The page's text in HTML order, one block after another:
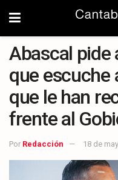
Abascal pide
que escuche
que le han
frente al
Por Redacción 18 de